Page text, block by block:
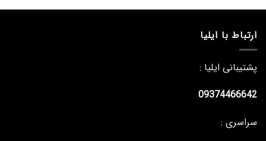
ارتباط با ایلیا
پشتیبانی ایلیا :
09374466642
سراسری :